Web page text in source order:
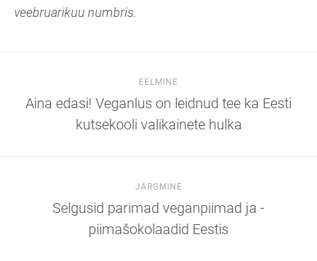
veebruarikuu numbris.
EELMINE
Aina edasi! Veganlus on leidnud tee ka Eesti
kutsekooli valikainete hulka
JÄRGMINE
Selgusid parimad veganpiimad ja -
piimašokolaadid Eestis